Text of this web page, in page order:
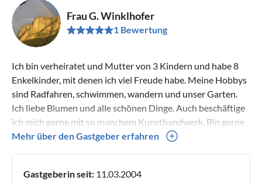
Frau G. Winklhofer
1 Bewertung
Ich bin verheiratet und Mutter von 3 Kindern und habe 8
Enkelkinder, mit denen ich viel Freude habe. Meine Hobbys
sind Radfahren, schwimmen, wandern und unser Garten.
Ich liebe Blumen und alle schönen Dinge. Auch beschäftige
ich mich gerne mit so manchem Kunsthandwerk. Bin gerne
unter Menschen und freue mich über jeden Gast.
Mehr über den Gastgeber erfahren
Gastgeberin seit: 11.03.2004